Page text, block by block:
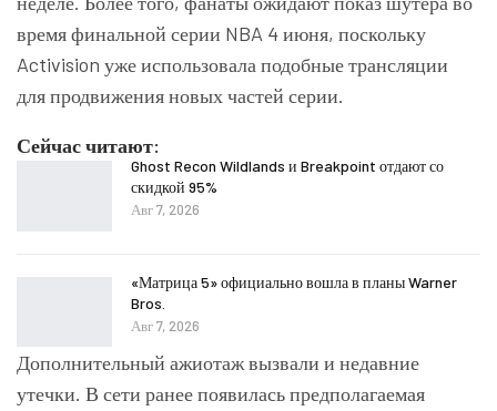
время финальной серии NBA 4 июня, поскольку
Activision уже использовала подобные трансляции
для продвижения новых частей серии.
Сейчас читают:
Ghost Recon Wildlands и Breakpoint отдают со
скидкой 95%
Авг 7, 2026
«Матрица 5» официально вошла в планы Warner
Bros.
Авг 7, 2026
Дополнительный ажиотаж вызвали и недавние
утечки. В сети ранее появилась предполагаемая